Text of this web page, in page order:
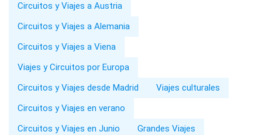
Circuitos y Viajes a Austria
Circuitos y Viajes a Alemania
Circuitos y Viajes a Viena
Viajes y Circuitos por Europa
Circuitos y Viajes desde Madrid
Viajes culturales
Circuitos y Viajes en verano
Circuitos y Viajes en Junio
Grandes Viajes